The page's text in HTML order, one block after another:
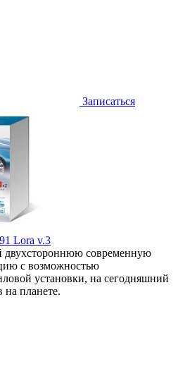
Записаться
Lora v.3
двухстороннюю современную
с возможностью
установки, на сегодняшний
планете.